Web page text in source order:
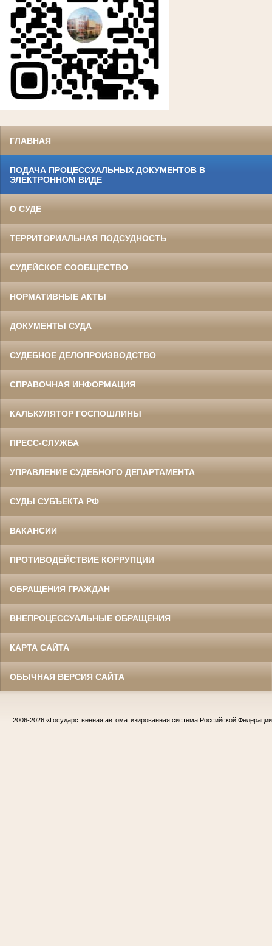
ГЛАВНАЯ
ПОДАЧА ПРОЦЕССУАЛЬНЫХ ДОКУМЕНТОВ В
ЭЛЕКТРОННОМ ВИДЕ
О СУДЕ
ТЕРРИТОРИАЛЬНАЯ ПОДСУДНОСТЬ
СУДЕЙСКОЕ СООБЩЕСТВО
НОРМАТИВНЫЕ АКТЫ
ДОКУМЕНТЫ СУДА
СУДЕБНОЕ ДЕЛОПРОИЗВОДСТВО
СПРАВОЧНАЯ ИНФОРМАЦИЯ
КАЛЬКУЛЯТОР ГОСПОШЛИНЫ
ПРЕСС-СЛУЖБА
УПРАВЛЕНИЕ СУДЕБНОГО ДЕПАРТАМЕНТА
СУДЫ СУБЪЕКТА РФ
ВАКАНСИИ
ПРОТИВОДЕЙСТВИЕ КОРРУПЦИИ
ОБРАЩЕНИЯ ГРАЖДАН
ВНЕПРОЦЕССУАЛЬНЫЕ ОБРАЩЕНИЯ
КАРТА САЙТА
ОБЫЧНАЯ ВЕРСИЯ САЙТА
2006-2026 «Государственная автоматизированная система Российской